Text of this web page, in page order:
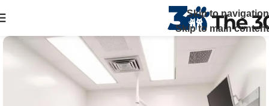
Skip to navigation
Skip to main content
ساعة في القاهرة والجيزة اتصل بنا